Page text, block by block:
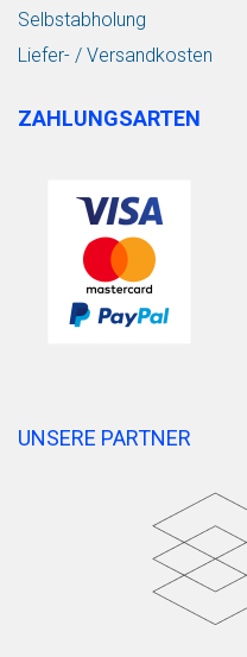
Selbstabholung
Liefer- / Versandkosten
ZAHLUNGSARTEN
UNSERE PARTNER